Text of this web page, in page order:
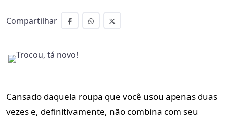
Compartilhar
Cansado daquela roupa que você usou apenas duas
vezes e, definitivamente, não combina com seu